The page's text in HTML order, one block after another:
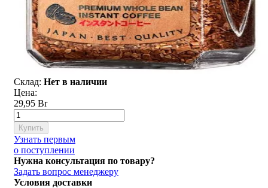
Склад: Нет в наличии
Цена:
29,95 Br
Купить
Узнать первым
о поступлении
Нужна консультация по товару?
Задать вопрос менеджеру
Условия доставки